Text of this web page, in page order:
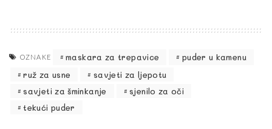
OZNAKE maskara za trepavice
puder u kamenu
ruž za usne
savjeti za ljepotu
savjeti za šminkanje
sjenilo za oči
tekući puder